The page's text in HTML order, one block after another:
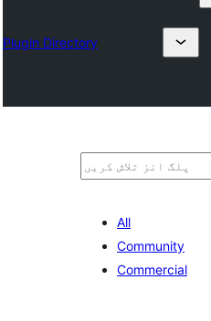
Plugin Directory
تلاش
All
Community
Commercial